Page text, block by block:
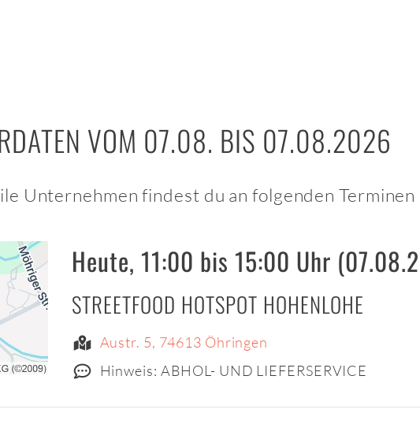
VOM 07.08. BIS 07.08.2026
Unternehmen findest du an folgenden Terminen
Heute, 11:00 bis 15:00 Uhr
STREETFOOD HOTSPOT HOHENLOHE
Austr. 5, 74613 Öhringen
Hinweis: ABHOL- UND LIEFERSERVICE